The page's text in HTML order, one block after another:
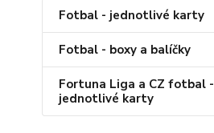
Fotbal - jednotlivé karty
Fotbal - boxy a balíčky
Fortuna Liga a CZ fotbal -
jednotlivé karty